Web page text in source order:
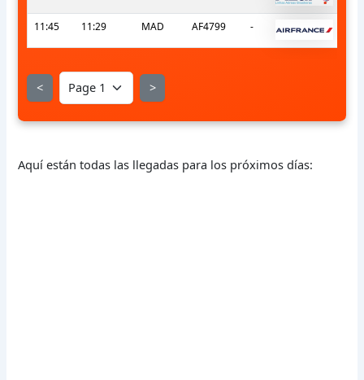
11:45 11:29 MAD AF4799 -
< >
Aquí están todas las llegadas para los próximos días: